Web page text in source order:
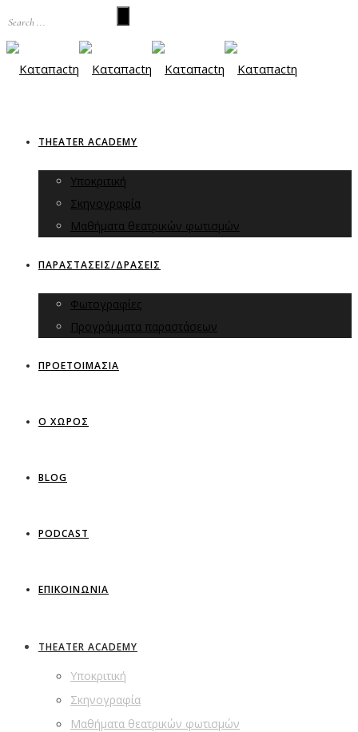
THEATER ACADEMY
Υποκριτική
Σκηνογραφία
Μαθήματα θεατρικών φωτισμών
ΠΑΡΑΣΤΑΣΕΙΣ/ΔΡΑΣΕΙΣ
Φωτογραφίες
Προγράμματα παραστάσεων
ΠΡΟΕΤΟΙΜΑΣΙΑ
Ο ΧΩΡΟΣ
BLOG
PODCAST
ΕΠΙΚΟΙΝΩΝΙΑ
THEATER ACADEMY
Υποκριτική
Σκηνογραφία
Μαθήματα θεατρικών φωτισμών